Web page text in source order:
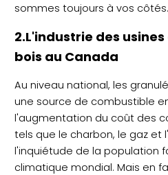
sommes toujours à vos côtés.
2.L'industrie des
bois au Canada
Au niveau national, les
une source de combustible
l'augmentation du coût des
tels que le charbon, le gaz et
l'inquiétude de la population
climatique mondial. Mais en